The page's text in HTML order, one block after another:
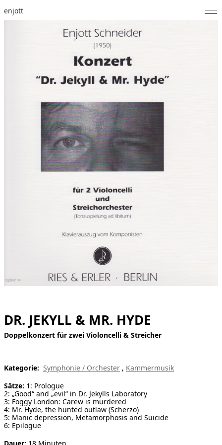
enjott
Werkverzeichnis
Publikationen
DR. JEKYLL & MR. HYDE
Doppelkonzert für zwei Violoncelli & Streicher
Kategorie: Symphonie / Orchester , Kammermusik
Sätze: 1: Prologue
2: „Good“ and „evil“ in Dr. Jekylls Laboratory
3: Foggy London: Carew is murdered
4: Mr. Hyde, the hunted outlaw (Scherzo)
5: Manic depression, Metamorphosis and Suicide
6: Epilogue